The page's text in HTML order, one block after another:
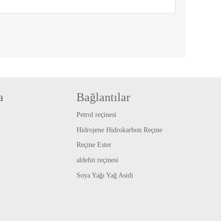
Bağlantılar
Petrol reçinesi
Hidrojene Hidrokarbon Reçine
Reçine Ester
aldehit reçinesi
Soya Yağı Yağ Asidi